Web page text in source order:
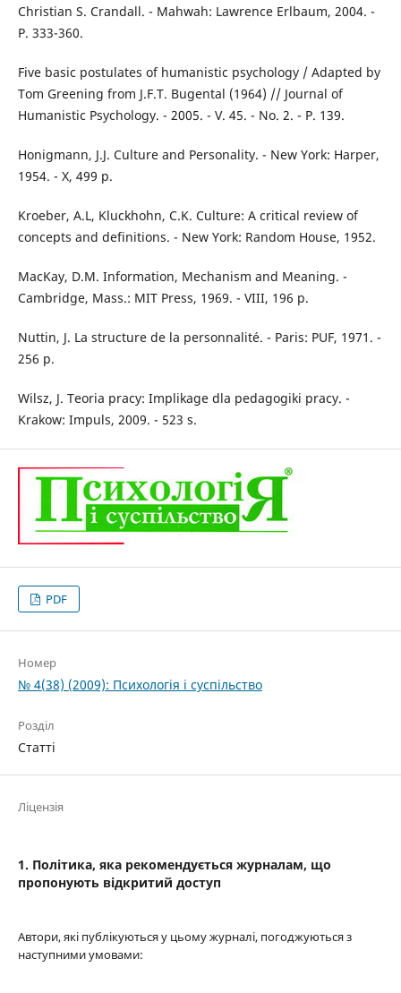
Christian S. Crandall. - Mahwah: Lawrence Erlbaum, 2004. -
P. 333-360.
Five basic postulates of humanistic psychology / Adapted by
Tom Greening from J.F.T. Bugental (1964) // Journal of
Humanistic Psychology. - 2005. - V. 45. - No. 2. - P. 139.
Honigmann, J.J. Culture and Personality. - New York: Harper,
1954. - X, 499 p.
Kroeber, A.L, Kluckhohn, C.K. Culture: A critical review of
concepts and definitions. - New York: Random House, 1952.
MacKay, D.M. Information, Mechanism and Meaning. -
Cambridge, Mass.: MIT Press, 1969. - VIII, 196 p.
Nuttin, J. La structure de la personnalité. - Paris: PUF, 1971. -
256 p.
Wilsz, J. Teoria pracy: Implikage dla pedagogiki pracy. -
Krakow: Impuls, 2009. - 523 s.
PDF
Номер
№ 4(38) (2009): Психологія і суспільство
Розділ
Статті
Ліцензія
1. Політика, яка рекомендується журналам, що
пропонують відкритий доступ
Автори, які публікуються у цьому журналі, погоджуються з
наступними умовами: